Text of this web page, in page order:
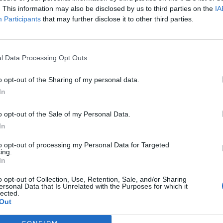
This information may also be disclosed by us to third parties on the
Participants that may further disclose it to other third parties.
Data Processing Opt Outs
opt-out of the Sharing of my personal data.
opt-out of the Sale of my Personal Data.
opt-out of processing my Personal Data for Targeted
opt-out of Collection, Use, Retention, Sale, and/or Sharing
Data that Is Unrelated with the Purposes for which it
дека вчерашната одлука на Владата за
ДДВ за бензините и намалени акцизи за
дека и понатаму ќе имаме горива со
на Владата на која до 1 јуни ги
ДДВ за бензините и намалени акцизи за
држава повторно сме со најниски цени на
во одговор на новинарско прашање
и понатаму.